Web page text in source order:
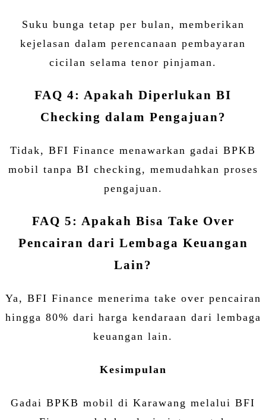
Suku bunga tetap per bulan, memberikan
kejelasan dalam perencanaan pembayaran
cicilan selama tenor pinjaman.
FAQ 4: Apakah Diperlukan BI
Checking dalam Pengajuan?
Tidak, BFI Finance menawarkan gadai BPKB
mobil tanpa BI checking, memudahkan proses
pengajuan.
FAQ 5: Apakah Bisa Take Over
Pencairan dari Lembaga Keuangan
Lain?
Ya, BFI Finance menerima take over pencairan
hingga 80% dari harga kendaraan dari lembaga
keuangan lain.
Kesimpulan
Gadai BPKB mobil di Karawang melalui BFI